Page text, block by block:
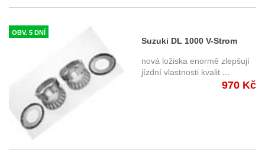
OBV. 5 DNÍ
Suzuki DL 1000 V-Strom
ložiska do krku řízení
nová ložiska enormě zlepšují
jízdní vlastnosti kvalit
970 Kč